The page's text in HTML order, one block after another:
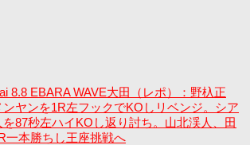
8.8 EBARA WAVE大田（レポ）：野杁正
ヤンを1R左フックでKOしリベンジ。シア
87秒左ハイKOし返り討ち。山北渓人、田
一本勝ちし王座挑戦へ